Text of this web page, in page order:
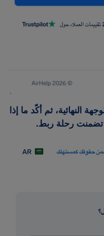
النهائية، ثم أكّد ما إذا
تضمنت رحلة ربط.